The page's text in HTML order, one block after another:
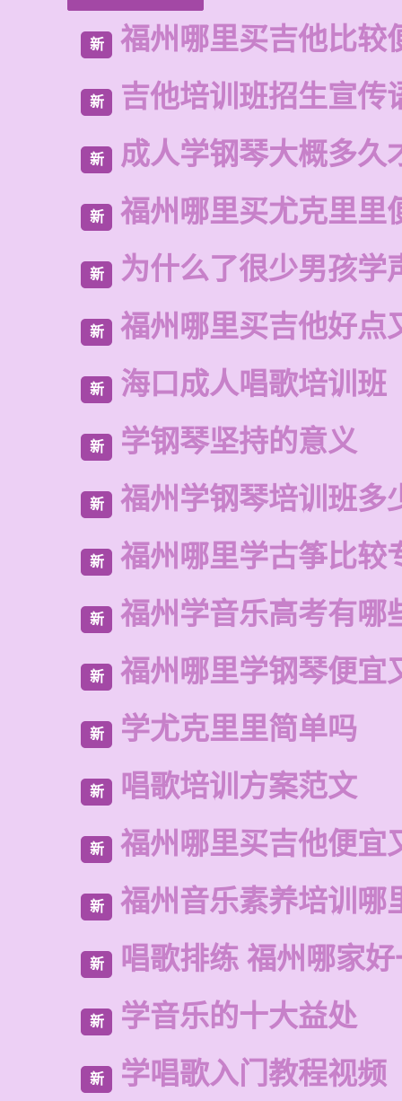
新 福州哪里买吉他比较
新 吉他培训班招生宣传
新 成人学钢琴大概多久
新 福州哪里买尤克里里
新 为什么了很少男孩学
新 福州哪里买吉他好点
新 海口成人唱歌培训班
新 学钢琴坚持的意义
新 福州学钢琴培训班多
新 福州哪里学古筝比较
新 福州学音乐高考有哪
新 福州哪里学钢琴便宜
新 学尤克里里简单吗
新 唱歌培训方案范文
新 福州哪里买吉他便宜
新 福州音乐素养培训哪
新 唱歌排练 福州哪家
新 学音乐的十大益处
新 学唱歌入门教程视频